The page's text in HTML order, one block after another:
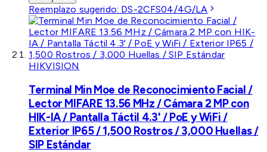
Reemplazo sugerido: DS-2CFS04/4G/LA
HIKVISION
Terminal Min Moe de Reconocimiento Facial /
Lector MIFARE 13.56 MHz / Cámara 2 MP con
HIK-IA / Pantalla Táctil 4.3' / PoE y WiFi /
Exterior IP65 / 1,500 Rostros / 3,000 Huellas /
SIP Estándar